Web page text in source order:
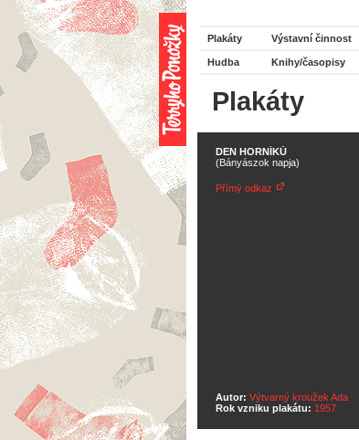
Plakáty Výstavní činnost
Hudba Knihy/časopisy
Plakáty
DEN HORNÍKŮ
(Bányászok napja)
Přímý odkaz
Autor: Výtvarný kroužek Ada
Rok vzniku plakátu: 1957